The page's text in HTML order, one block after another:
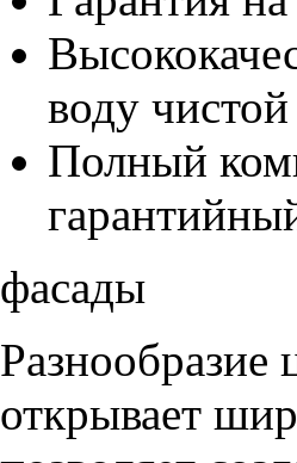
воду
Полный
фасады
Разнообразие
открывает